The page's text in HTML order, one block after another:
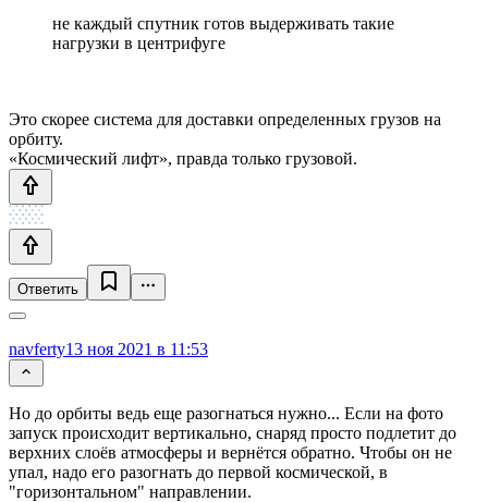
не каждый спутник готов выдерживать такие
нагрузки в центрифуге
Это скорее система для доставки определенных грузов на
орбиту.
«Космический лифт», правда только грузовой.
Ответить
navferty13 ноя 2021 в 11:53
Но до орбиты ведь еще разогнаться нужно... Если на фото
запуск происходит вертикально, снаряд просто подлетит до
верхних слоёв атмосферы и вернётся обратно. Чтобы он не
упал, надо его разогнать до первой космической, в
"горизонтальном" направлении.